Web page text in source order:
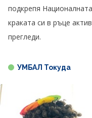
подкрепя
краката си в ръце
прегледи.
УМБАЛ Токуда